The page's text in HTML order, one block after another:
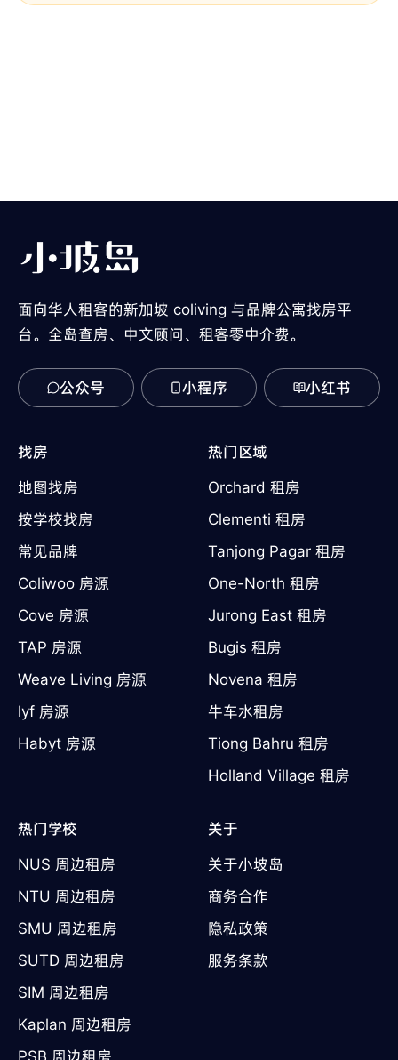
面向华人租客的新加坡 coliving 与品牌公寓找房平
台。全岛查房、中文顾问、租客零中介费。
公众号 小程序 小红书
找房
地图找房
按学校找房
常见品牌
Coliwoo 房源
Cove 房源
TAP 房源
Weave Living 房源
lyf 房源
Habyt 房源
热门区域
Orchard 租房
Clementi 租房
Tanjong Pagar 租房
One-North 租房
Jurong East 租房
Bugis 租房
Novena 租房
牛车水租房
Tiong Bahru 租房
Holland Village 租房
热门学校
NUS 周边租房
NTU 周边租房
SMU 周边租房
SUTD 周边租房
SIM 周边租房
Kaplan 周边租房
关于
关于小坡岛
商务合作
隐私政策
服务条款